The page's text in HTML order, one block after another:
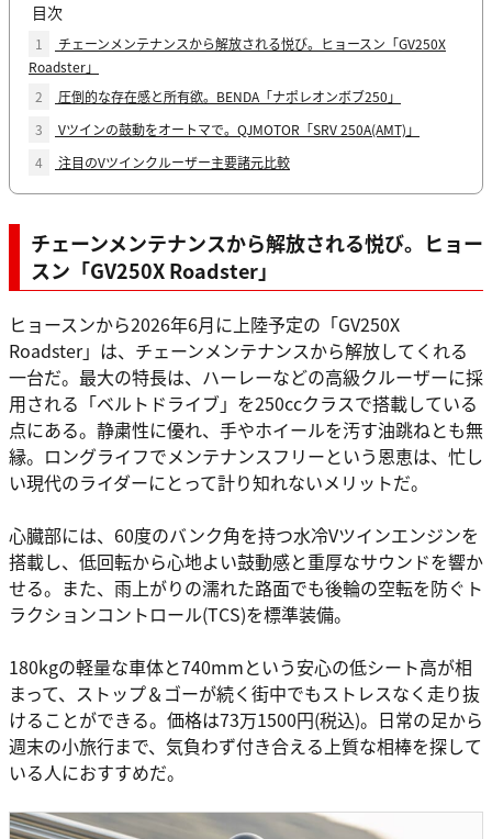
目次
1
チェーンメンテナンスから解放される悦び。ヒョースン「GV250X
Roadster」
2
圧倒的な存在感と所有欲。BENDA「ナポレオンボブ250」
3
Vツインの鼓動をオートマで。QJMOTOR「SRV 250A(AMT)」
4
注目のVツインクルーザー主要諸元比較
チェーンメンテナンスから解放される悦び。ヒョー
スン「GV250X Roadster」
ヒョースンから2026年6月に上陸予定の「GV250X
Roadster」は、チェーンメンテナンスから解放してくれる
一台だ。最大の特長は、ハーレーなどの高級クルーザーに採
用される「ベルトドライブ」を250ccクラスで搭載している
点にある。静粛性に優れ、手やホイールを汚す油跳ねとも無
縁。ロングライフでメンテナンスフリーという恩恵は、忙し
い現代のライダーにとって計り知れないメリットだ。
心臓部には、60度のバンク角を持つ水冷Vツインエンジンを
搭載し、低回転から心地よい鼓動感と重厚なサウンドを響か
せる。また、雨上がりの濡れた路面でも後輪の空転を防ぐト
ラクションコントロール(TCS)を標準装備。
180kgの軽量な車体と740mmという安心の低シート高が相
まって、ストップ＆ゴーが続く街中でもストレスなく走り抜
けることができる。価格は73万1500円(税込)。日常の足から
週末の小旅行まで、気負わず付き合える上質な相棒を探して
いる人におすすめだ。